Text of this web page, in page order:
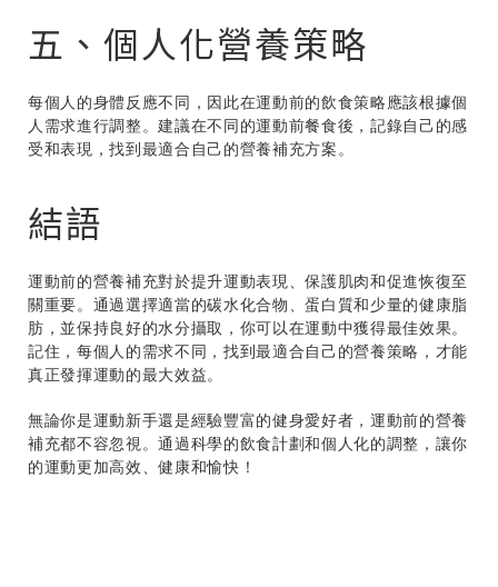
五、個人化營養策略
每個人的身體反應不同，因此在運動前的飲食策略應該根據個
人需求進行調整。建議在不同的運動前餐食後，記錄自己的感
受和表現，找到最適合自己的營養補充方案。
結語
運動前的營養補充對於提升運動表現、保護肌肉和促進恢復至
關重要。通過選擇適當的碳水化合物、蛋白質和少量的健康脂
肪，並保持良好的水分攝取，你可以在運動中獲得最佳效果。
記住，每個人的需求不同，找到最適合自己的營養策略，才能
真正發揮運動的最大效益。
無論你是運動新手還是經驗豐富的健身愛好者，運動前的營養
補充都不容忽視。通過科學的飲食計劃和個人化的調整，讓你
的運動更加高效、健康和愉快！